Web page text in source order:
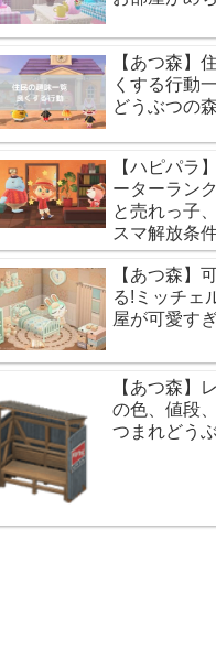
【あつ森】
くする行動
どうぶつの森
【ハピパラ
ーターラン
と売れっ子
スマ解放条
【あつ森】
る!ミッチェ
屋が可愛す
【あつ森】
の色、値段
つまれどう